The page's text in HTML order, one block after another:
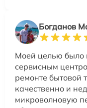
Богданов
Моей целью было
сервисным
ремонте бытовой
качественно и
микроволновую